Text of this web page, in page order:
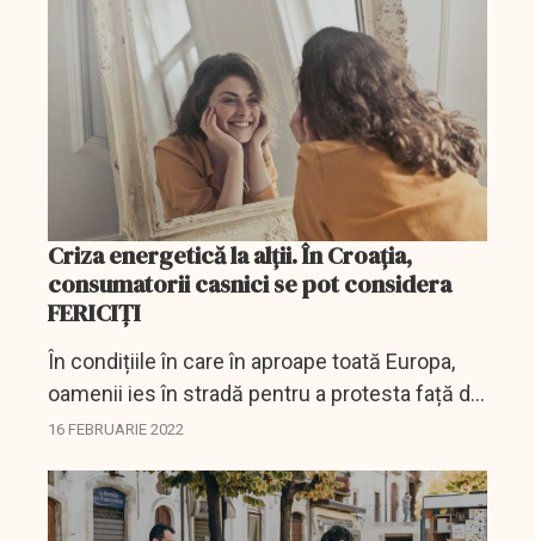
Întrebarea este dacă ele...
Criza energetică la alții. În Croația,
consumatorii casnici se pot considera
FERICIȚI
În condițiile în care în aproape toată Europa,
oamenii ies în stradă pentru a protesta față de
prețurile ridicate la energie și gaze naturale, în
16 FEBRUARIE 2022